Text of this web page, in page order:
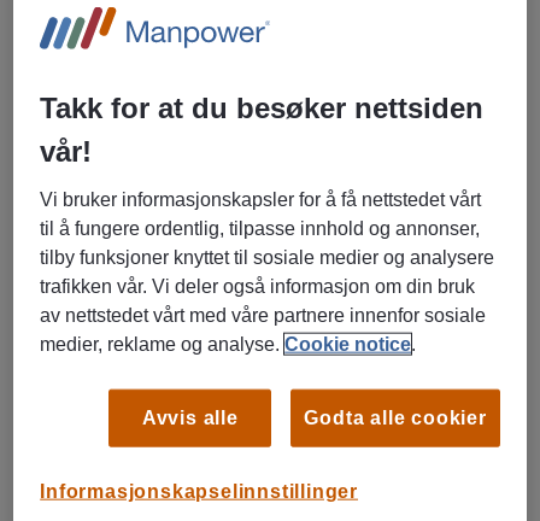
Vikariat/ engasjement
Transport og logistikk
LES MER OM STILLINGEN
Manpower
Operatør
Horten, Vestfold
Vikariat/ engasjement
Takk for at du besøker nettsiden
vår!
Vi bruker informasjonskapsler for å få nettstedet vårt
til å fungere ordentlig, tilpasse innhold og annonser,
tilby funksjoner knyttet til sosiale medier og analysere
trafikken vår. Vi deler også informasjon om din bruk
av nettstedet vårt med våre partnere innenfor sosiale
medier, reklame og analyse.Cookie notice.
Informasjonskapselinnstillinger
Avvis alle Godta alle cookier